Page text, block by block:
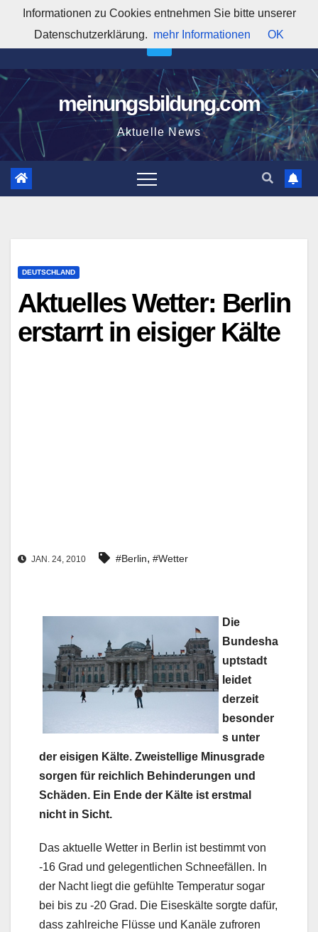
springen
12:37:54 PM
meinungsbildung.com
Aktuelle News
DEUTSCHLAND
Aktuelles Wetter: Berlin
erstarrt in eisiger Kälte
JAN. 24, 2010 #Berlin, #Wetter
Die
Bundesha
uptstadt
leidet
derzeit
besonder
s unter
der eisigen Kälte. Zweistellige Minusgrade
sorgen für reichlich Behinderungen und
Schäden. Ein Ende der Kälte ist erstmal
nicht in Sicht.
Das aktuelle Wetter in Berlin ist bestimmt von
-16 Grad und gelegentlichen Schneefällen. In
der Nacht liegt die gefühlte Temperatur sogar
bei bis zu -20 Grad. Die Eiseskälte sorgte dafür,
dass zahlreiche Flüsse und Kanäle zufroren
Informationen zu Cookies entnehmen Sie bitte unserer
Datenschutzerklärung. mehr Informationen OK